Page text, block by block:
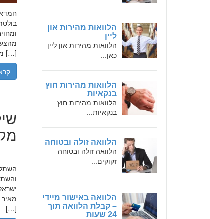
הלוואות מהירות און
ליין
הלוואות מהירות און ליין
כאן...
הלוואות מהירות חוץ
בנקאיות
הלוואות מהירות חוץ
בנקאיות...
הלוואה זולה ובטוחה
הלוואה זולה ובטוחה
זקוקים...
הלוואה באישור מיידי
– קבלת הלוואה תוך
24 שעות
מספקת […]
מאיר
[…]